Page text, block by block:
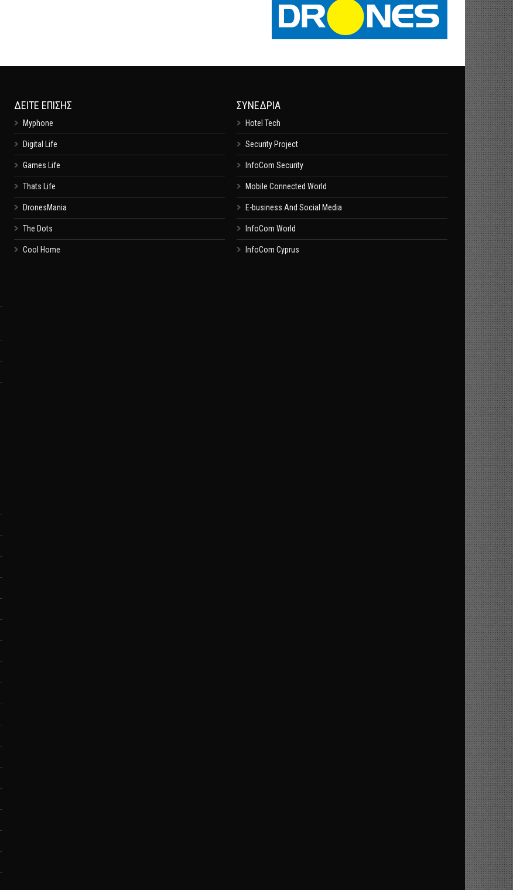
ΔΕΊΤΕ ΕΠΊΣΗΣ
Myphone
Digital Life
Games Life
Thats Life
DronesMania
The Dots
Cool Home
ΣΥΝΕΔΡΙΑ
Hotel Tech
Security Project
InfoCom Security
Mobile Connected World
E-business And Social Media
InfoCom World
InfoCom Cyprus